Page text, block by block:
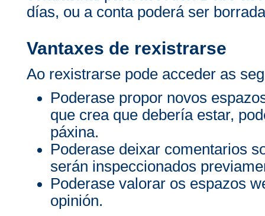
días, ou a conta poderá ser
Vantaxes de rexistrarse
Ao rexistrarse pode acceder as
Poderase propor novos
que crea que debería estar,
páxina.
Poderase deixar comentarios
serán inspeccionados
Poderase valorar os espazos
opinión.